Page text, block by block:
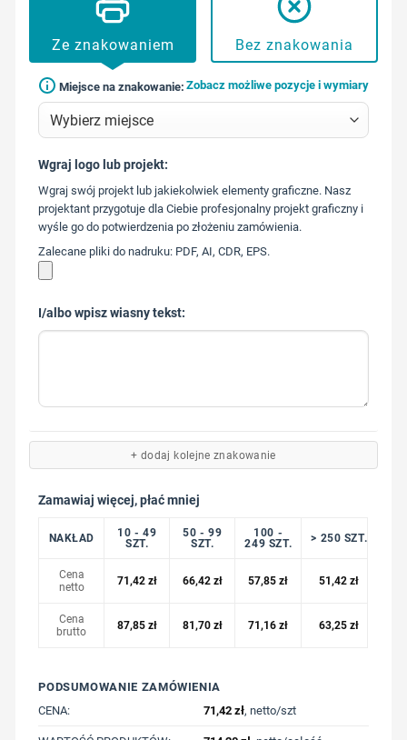
Ze znakowaniem Bez znakowania
Miejsce na znakowanie: Zobacz możliwe pozycje i wymiary
573 568
217
Wgraj logo lub projekt:
Wgraj swój projekt lub jakiekolwiek elementy graficzne. Nasz
projektant przygotuje dla Ciebie profesjonalny projekt graficzny i
wyśle go do potwierdzenia po złożeniu zamówienia.
Zalecane pliki do nadruku: PDF, AI, CDR, EPS.
I/albo wpisz wiasny tekst:
+ dodaj kolejne znakowanie
Zamawiaj więcej, płać mniej
NAKŁAD
10 - 49
SZT.
50 - 99
SZT.
100 -
249 SZT.
> 250 SZT.
Cena
netto
71,42 zł 66,42 zł 57,85zł 51,42zł
Cena
brutto
87,85 zł 81,70 zł 71,16zł 63,25zł
PODSUMOWANIE ZAMÓWIENIA
CENA:
71,42 zł, netto/szt